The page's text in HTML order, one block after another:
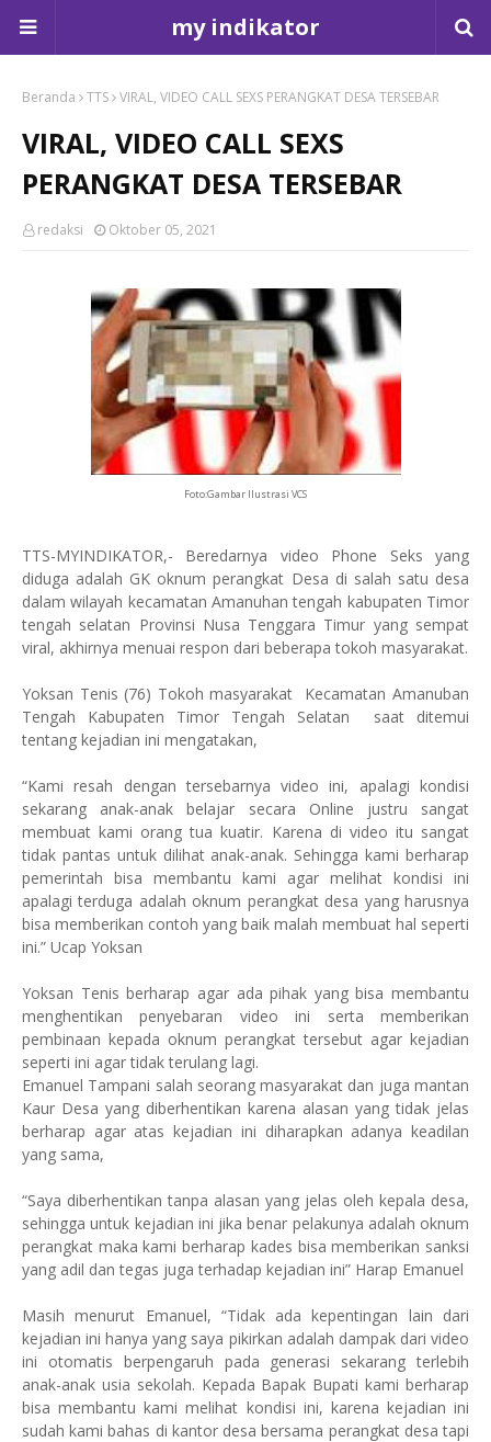
my indikator
Beranda TTS VIRAL, VIDEO CALL SEXS PERANGKAT DESA TERSEBAR
VIRAL, VIDEO CALL SEXS
PERANGKAT DESA TERSEBAR
redaksi Oktober 05, 2021
Foto:Gambar Ilustrasi VCS
TTS-MYINDIKATOR,- Beredarnya video Phone Seks yang
diduga adalah GK oknum perangkat Desa di salah satu desa
dalam wilayah kecamatan Amanuhan tengah kabupaten Timor
tengah selatan Provinsi Nusa Tenggara Timur yang sempat
viral, akhirnya menuai respon dari beberapa tokoh masyarakat.
Yoksan Tenis (76) Tokoh masyarakat Kecamatan Amanuban
Tengah Kabupaten Timor Tengah Selatan saat ditemui
tentang kejadian ini mengatakan,
“Kami resah dengan tersebarnya video ini, apalagi kondisi
sekarang anak-anak belajar secara Online justru sangat
membuat kami orang tua kuatir. Karena di video itu sangat
tidak pantas untuk dilihat anak-anak. Sehingga kami berharap
pemerintah bisa membantu kami agar melihat kondisi ini
apalagi terduga adalah oknum perangkat desa yang harusnya
bisa memberikan contoh yang baik malah membuat hal seperti
ini.” Ucap Yoksan
Yoksan Tenis berharap agar ada pihak yang bisa membantu
menghentikan penyebaran video ini serta memberikan
pembinaan kepada oknum perangkat tersebut agar kejadian
seperti ini agar tidak terulang lagi.
Emanuel Tampani salah seorang masyarakat dan juga mantan
Kaur Desa yang diberhentikan karena alasan yang tidak jelas
berharap agar atas kejadian ini diharapkan adanya keadilan
yang sama,
“Saya diberhentikan tanpa alasan yang jelas oleh kepala desa,
sehingga untuk kejadian ini jika benar pelakunya adalah oknum
perangkat maka kami berharap kades bisa memberikan sanksi
yang adil dan tegas juga terhadap kejadian ini” Harap Emanuel
Masih menurut Emanuel, “Tidak ada kepentingan lain dari
kejadian ini hanya yang saya pikirkan adalah dampak dari video
ini otomatis berpengaruh pada generasi sekarang terlebih
anak-anak usia sekolah. Kepada Bapak Bupati kami berharap
bisa membantu kami melihat kondisi ini, karena kejadian ini
sudah kami bahas di kantor desa bersama perangkat desa tapi